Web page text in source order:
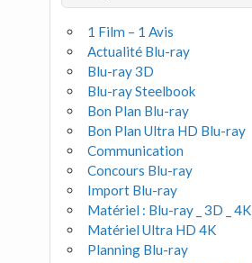
1 Film – 1 Avis
Actualité Blu-ray
Blu-ray 3D
Blu-ray Steelbook
Bon Plan Blu-ray
Bon Plan Ultra HD Blu-ray
Communication
Concours Blu-ray
Import Blu-ray
Matériel : Blu-ray _ 3D _ 4K
Matériel Ultra HD 4K
Planning Blu-ray